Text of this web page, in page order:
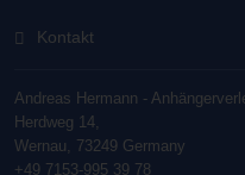
Kontakt
Andreas Hermann -
Herdweg 14,
Wernau, 73249 Germany
+49 7153-995 39 78